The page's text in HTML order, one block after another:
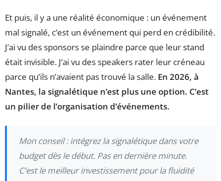
Et puis, il y a une réalité économique : un événement
mal signalé, c’est un événement qui perd en crédibilité.
J’ai vu des sponsors se plaindre parce que leur stand
était invisible. J’ai vu des speakers rater leur créneau
parce qu’ils n’avaient pas trouvé la salle. En 2026, à
Nantes, la signalétique n’est plus une option. C’est
un pilier de l’organisation d’événements.
Mon conseil : intégrez la signalétique dans votre
budget dès le début. Pas en dernière minute.
C’est le meilleur investissement pour la fluidité